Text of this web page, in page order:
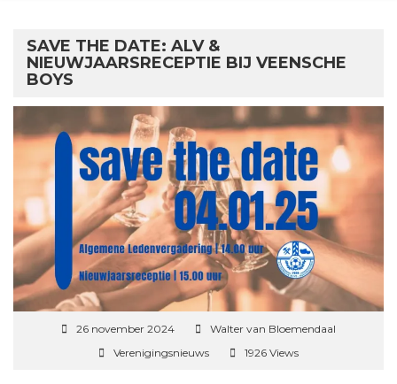
SAVE THE DATE: ALV &
NIEUWJAARSRECEPTIE BIJ VEENSCHE
BOYS
26 november 2024
Walter van Bloemendaal
Verenigingsnieuws
1926 Views